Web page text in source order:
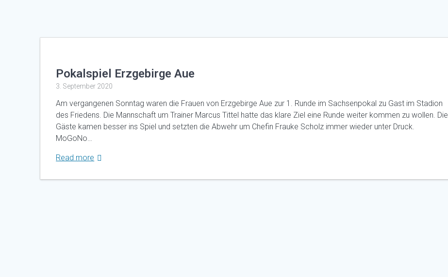
Pokalspiel Erzgebirge Aue
3. September 2020
Am vergangenen Sonntag waren die Frauen von Erzgebirge Aue zur 1. Runde im Sachsenpokal zu Gast im Stadion
des Friedens. Die Mannschaft um Trainer Marcus Tittel hatte das klare Ziel eine Runde weiter kommen zu wollen. Die
Gäste kamen besser ins Spiel und setzten die Abwehr um Chefin Frauke Scholz immer wieder unter Druck.
MoGoNo…
Read more